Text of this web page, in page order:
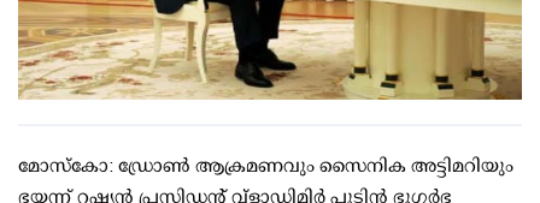
മോസ്‌കോ: ഡ്രോണ്‍ ആക്രമണവും സൈനിക അട്ടിമറിയും
ഭയന്ന് റഷ്യന്‍ പ്രസിഡന്റ് വ്ളാഡിമിര്‍ പുടിന്‍ ഭൂഗര്‍ഭ